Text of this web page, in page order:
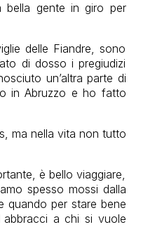
bella gente in giro per
delle Fiandre, sono
di dosso i pregiudizi
un’altra parte di
in Abruzzo e ho fatto
ma nella vita non tutto
è bello viaggiare,
spesso mossi dalla
quando per stare bene
abbracci a chi si vuole